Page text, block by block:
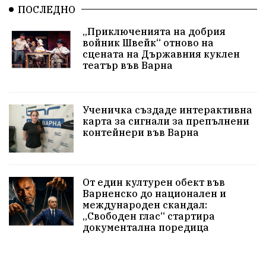
едрогабаритни отпадъци
Културни и спортни събития Аспарухово
Безводие пожари Тенис Вълчи дол
Училища Лична инициатива Величие
Приют за кучета
Новини Зелена зона
Незаконно строителство
ПОСЛЕДНО
„Приключенията на добрия
войник Швейк“ отново на
сцената на Държавния куклен
театър във Варна
Ученичка създаде интерактивна
карта за сигнали за препълнени
контейнери във Варна
От един културен обект във
Варненско до национален и
международен скандал:
„Свободен глас“ стартира
документална поредица